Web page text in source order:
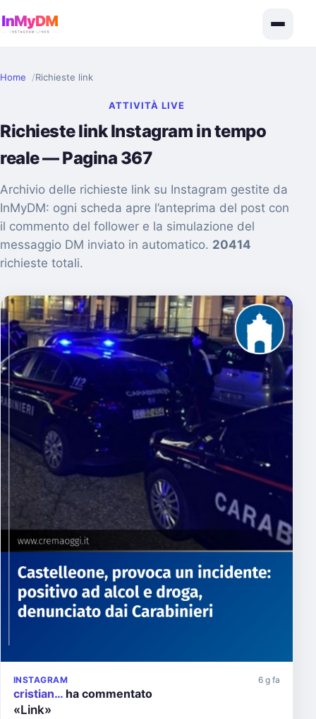
Home Richieste link
ATTIVITÀ LIVE
Richieste link Instagram in tempo
reale — Pagina 367
Archivio delle richieste link su Instagram gestite da
InMyDM: ogni scheda apre l’anteprima del post con
il commento del follower e la simulazione del
messaggio DM inviato in automatico. 20414
richieste totali.
INSTAGRAM 6 g fa
cristian… ha commentato
«Link»